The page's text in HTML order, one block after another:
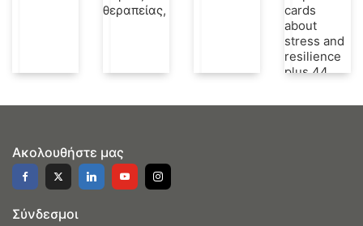
Ακολουθήστε μας
Σύνδεσμοι